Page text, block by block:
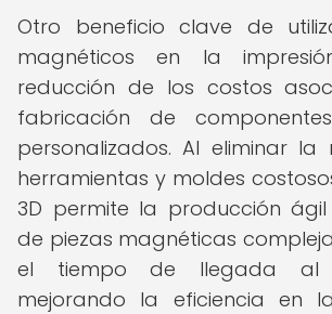
Otro beneficio clave de
magnéticos en la
reducción de los costos
fabricación de
personalizados. Al eliminar la
herramientas y moldes
3D permite la producción
de piezas magnéticas
el tiempo de llegada al
mejorando la eficiencia en